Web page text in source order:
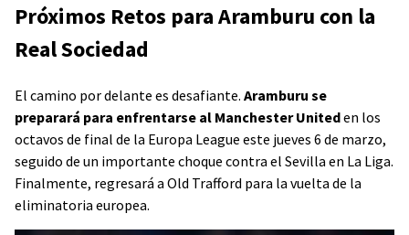
Próximos Retos para Aramburu con la
Real Sociedad
El camino por delante es desafiante. Aramburu se
preparará para enfrentarse al Manchester Uniteden los
octavos de final de la Europa League este jueves 6 de marzo,
seguido de un importante choque contra el Sevilla en La Liga.
Finalmente, regresará a Old Trafford para la vuelta de la
eliminatoria europea.